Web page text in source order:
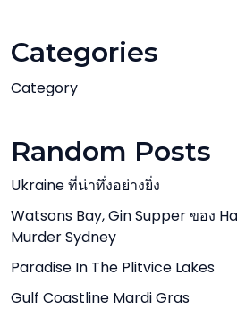
Categories
Category
Random Posts
Ukraine ที่น่าทึ่งอย่างยิ่ง
Watsons Bay, Gin Supper ของ
Murder Sydney
Paradise In The Plitvice Lakes
Gulf Coastline Mardi Gras